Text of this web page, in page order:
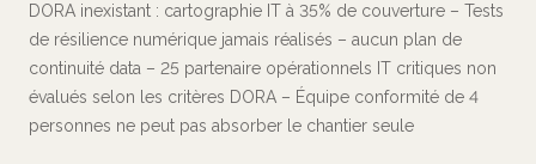
DORA inexistant : cartographie IT à 35% de couverture – Tests
de résilience numérique jamais réalisés – aucun plan de
continuité data – 25 partenaire opérationnels IT critiques non
évalués selon les critères DORA – Équipe conformité de 4
personnes ne peut pas absorber le chantier seule